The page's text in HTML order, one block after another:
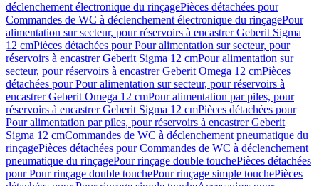
déclenchement électronique du rinçagePièces détachées pour
Commandes de WC à déclenchement électronique du rinçagePour
alimentation sur secteur, pour réservoirs à encastrer Geberit Sigma
12 cmPièces détachées pour Pour alimentation sur secteur, pour
réservoirs à encastrer Geberit Sigma 12 cmPour alimentation sur
secteur, pour réservoirs à encastrer Geberit Omega 12 cmPièces
détachées pour Pour alimentation sur secteur, pour réservoirs à
encastrer Geberit Omega 12 cmPour alimentation par piles, pour
réservoirs à encastrer Geberit Sigma 12 cmPièces détachées pour
Pour alimentation par piles, pour réservoirs à encastrer Geberit
Sigma 12 cmCommandes de WC à déclenchement pneumatique du
rinçagePièces détachées pour Commandes de WC à déclenchement
pneumatique du rinçagePour rinçage double touchePièces détachées
pour Pour rinçage double touchePour rinçage simple touchePièces